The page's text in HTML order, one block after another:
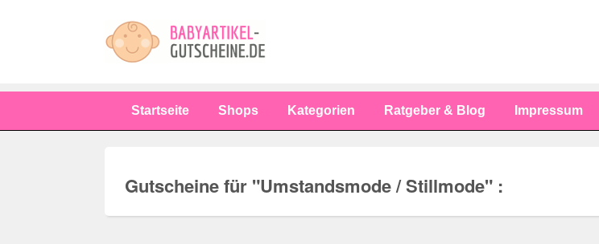
Startseite Shops Kategorien Ratgeber & Blog Impressum
Gutscheine für "Umstandsmode / Stillmode" :